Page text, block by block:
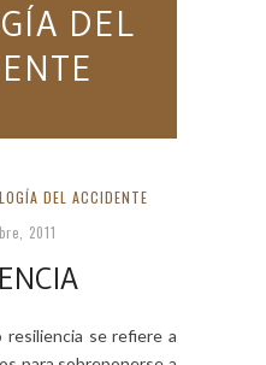
DEL
DEL ACCIDENTE
2011
resiliencia se refiere a